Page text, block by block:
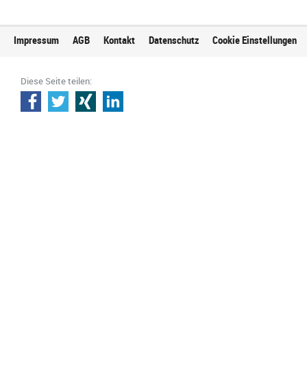
Impressum AGB Kontakt Datenschutz Cookie Einstellungen
Diese Seite teilen: